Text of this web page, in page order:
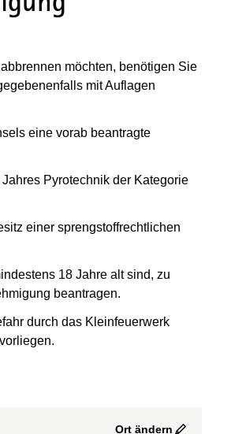
möchten, benötigen Sie
mit Auflagen
eine vorab beantragte
Pyrotechnik der Kategorie
einer sprengstoffrechtlichen
18 Jahre alt sind, zu
beantragen.
durch das Kleinfeuerwerk
Ort ändern